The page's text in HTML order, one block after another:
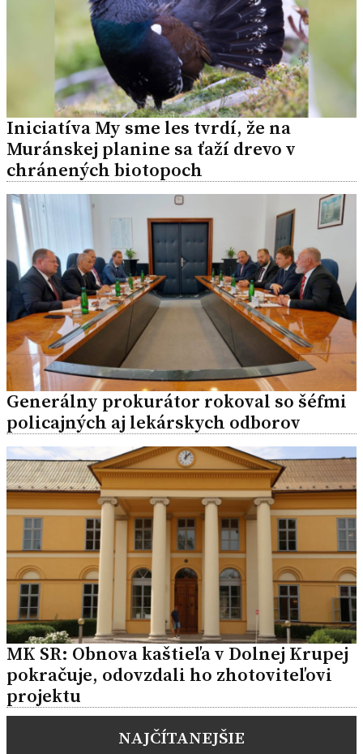
Iniciatíva My sme les tvrdí, že na
Muránskej planine sa ťaží drevo v
chránených biotopoch
Generálny prokurátor rokoval so šéfmi
policajných aj lekárskych odborov
MK SR: Obnova kaštieľa v Dolnej Krupej
pokračuje, odovzdali ho zhotoviteľovi
projektu
NAJČÍTANEJŠIE